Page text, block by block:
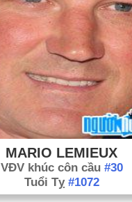
MARIO LEMIEUX
VĐV khúc côn cầu #30
Tuổi Tỵ #1072